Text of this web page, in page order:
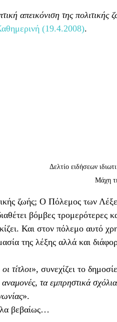
απεικόνιση της
(19.4.2008).
Δελτίο ειδήσεων
Μάχη
ζωής; Ο Πόλεμος των
βόμβες τρομερότερες
Και στον πόλεμο αυτό
της λέξης αλλά και
τίτλοι», συνεχίζει το
τα εμπρηστικά
».
βεβαίως…